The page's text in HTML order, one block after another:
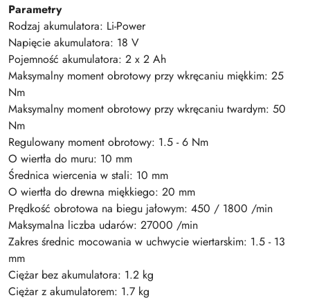
Parametry
Rodzaj akumulatora: Li-Power
Napięcie akumulatora: 18 V
Pojemność akumulatora: 2 x 2 Ah
Maksymalny moment obrotowy przy wkręcaniu miękkim: 25
Nm
Maksymalny moment obrotowy przy wkręcaniu twardym: 50
Nm
Regulowany moment obrotowy: 1.5 - 6 Nm
O wiertła do muru: 10 mm
Średnica wiercenia w stali: 10 mm
O wiertła do drewna miękkiego: 20 mm
Prędkość obrotowa na biegu jałowym: 450 / 1800 /min
Maksymalna liczba udarów: 27000 /min
Zakres średnic mocowania w uchwycie wiertarskim: 1.5 - 13
mm
Ciężar bez akumulatora: 1.2 kg
Ciężar z akumulatorem: 1.7 kg